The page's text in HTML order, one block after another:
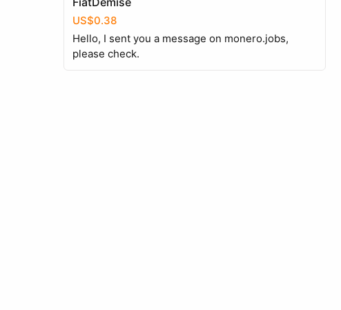
US$0.38
Hello, I sent you a message on monero.jobs,
please check.